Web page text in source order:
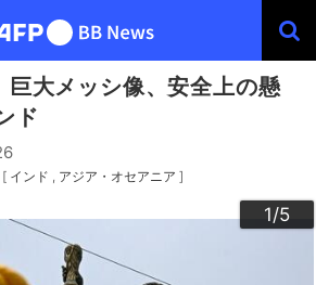
巨大メッシ像、安全上の懸
ド
[ インド アジア・オセアニア ]
1/5
2/5
3/5
4/5
5/5